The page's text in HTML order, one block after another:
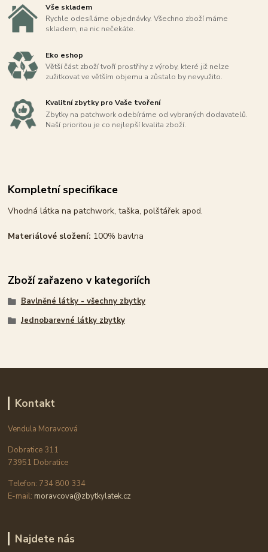
Vše skladem
Rychle odesíláme objednávky. Všechno zboží máme
skladem, na nic nečekáte.
Eko eshop
Větší část zboží tvoří prostřihy z výroby, které již nelze
zužitkovat ve větším objemu a zůstalo by nevyužito.
Kvalitní zbytky pro Vaše tvoření
Zbytky na patchwork odebíráme od vybraných dodavatelů.
Naší prioritou je co nejlepší kvalita zboží.
Kompletní specifikace
Vhodná látka na patchwork, taška, polštářek apod.
Materiálové složení: 100% bavlna
Zboží zařazeno v kategoriích
Bavlněné látky - všechny zbytky
Jednobarevné látky zbytky
Kontakt
Vendula Moravcová
Dobratice 311
73951 Dobratice
Telefon: 734 800 334
E-mail: moravcova@zbytkylatek.cz
Najdete nás